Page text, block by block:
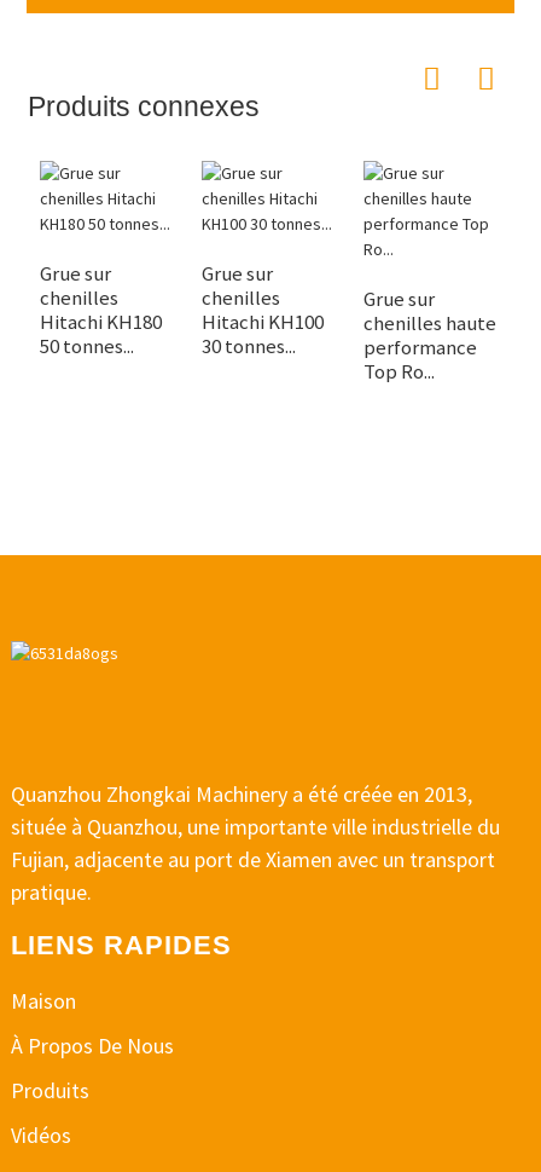
Produits connexes
Grue sur
chenilles
Hitachi KH180
50 tonnes...
Grue sur
chenilles
Hitachi KH100
30 tonnes...
Grue sur
chenilles haute
performance
Top Ro...
Quanzhou Zhongkai Machinery a été créée en 2013,
située à Quanzhou, une importante ville industrielle du
Fujian, adjacente au port de Xiamen avec un transport
pratique.
LIENS RAPIDES
Maison
À Propos De Nous
Produits
Vidéos